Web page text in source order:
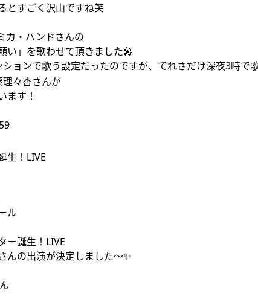
とすごく沢山ですね笑
カ・バンドさんの
い」を歌わせて頂きました🎤
ョンで歌う設定だったのですが、てれさだけ深夜3時で
々杏さんが
ます！
生！LIVE
ル
ー誕生！LIVE
んの出演が決定しました〜✨